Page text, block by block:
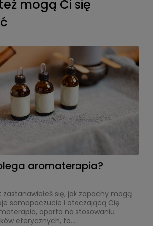
mogą Ci się
aromaterapia?
zastanawiałeś się, jak zapachy mogą
samopoczucie i otaczającą Cię
oparta na stosowaniu
eterycznych, to...